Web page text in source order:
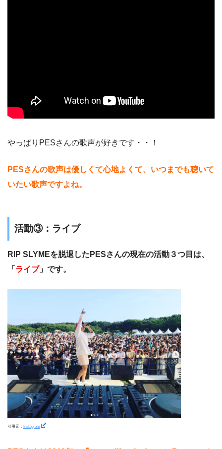
やっぱりPESさんの歌声が好きです・・！
PESさんの歌声は優しくて心地よくて、いつまでも聴いて
いたい歌声ですよね。
活動③：ライブ
RIP SLYMEを脱退したPESさんの現在の活動３つ目は、
「 ライブ」です。
引用元： Instagram